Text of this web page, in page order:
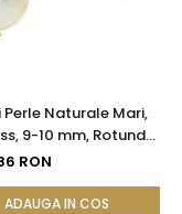
Perle Naturale Mari,
9-10 mm, Rotunde
14K (aur 585) |
RON
ADAUGA IN COS